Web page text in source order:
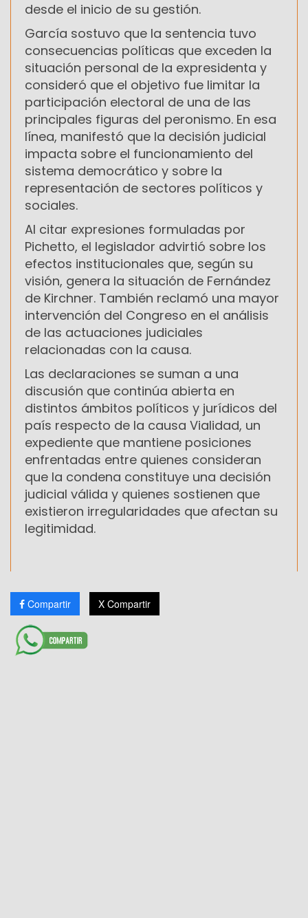
desde el inicio de su gestión.
García sostuvo que la sentencia tuvo
consecuencias políticas que exceden la
situación personal de la expresidenta y
consideró que el objetivo fue limitar la
participación electoral de una de las
principales figuras del peronismo. En esa
línea, manifestó que la decisión judicial
impacta sobre el funcionamiento del
sistema democrático y sobre la
representación de sectores políticos y
sociales.
Al citar expresiones formuladas por
Pichetto, el legislador advirtió sobre los
efectos institucionales que, según su
visión, genera la situación de Fernández
de Kirchner. También reclamó una mayor
intervención del Congreso en el análisis
de las actuaciones judiciales
relacionadas con la causa.
Las declaraciones se suman a una
discusión que continúa abierta en
distintos ámbitos políticos y jurídicos del
país respecto de la causa Vialidad, un
expediente que mantiene posiciones
enfrentadas entre quienes consideran
que la condena constituye una decisión
judicial válida y quienes sostienen que
existieron irregularidades que afectan su
legitimidad.
Compartir X Compartir